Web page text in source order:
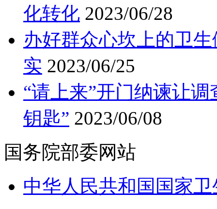
化转化 2023/06/28
办好群众心坎上的卫
实 2023/06/25
“请上来”开门纳谏让
钥匙” 2023/06/08
国务院部委网站
中华人民共和国国家